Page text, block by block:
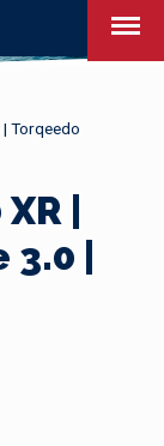
leven op het
Torqeedo
|
|